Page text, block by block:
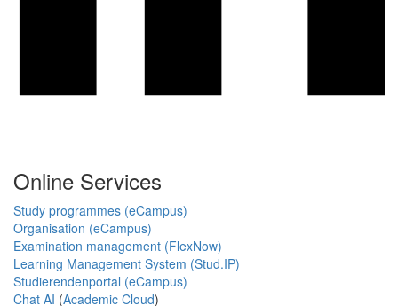
Online Services
Study programmes (eCampus)
Organisation (eCampus)
Examination management (FlexNow)
Learning Management System (Stud.IP)
Studierendenportal (eCampus)
Chat AI (Academic Cloud)